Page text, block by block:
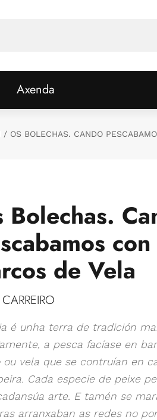
Axenda
OS BOLECHAS. CANDO
Bolechas.
con
de Vela
é unha terra de tradición
a pesca facíase en
ou vela que se contruían en
Cada especie de peixe
arte. E tamén se
arranxaban as redes no